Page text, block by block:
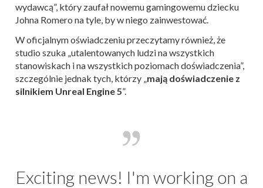
wydawcą”, który zaufał nowemu gamingowemu dziecku
Johna Romero na tyle, by w niego zainwestować.
W oficjalnym oświadczeniu przeczytamy również, że
studio szuka „utalentowanych ludzi na wszystkich
stanowiskach i na wszystkich poziomach doświadczenia”,
szczególnie jednak tych, którzy „mają doświadczenie z
silnikiem Unreal Engine 5”.
Exciting news! I'm working on a